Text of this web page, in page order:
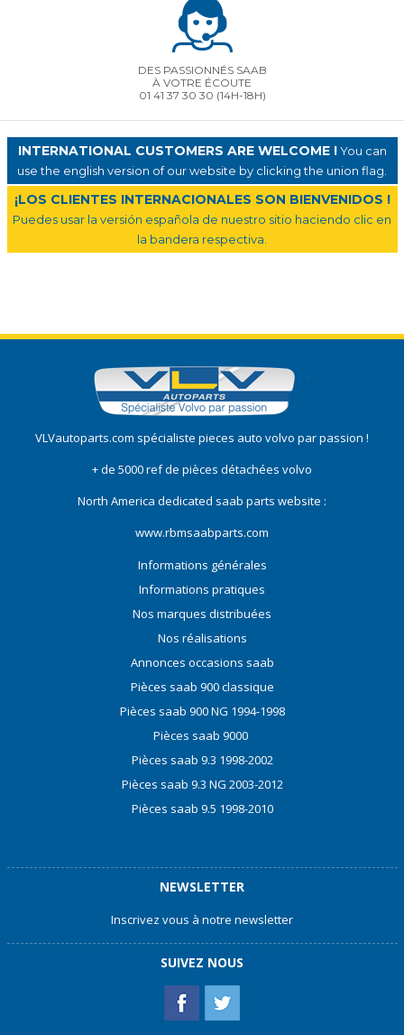
DES PASSIONNÉS SAAB
À VOTRE ÉCOUTE
01 41 37 30 30 (14H-18H)
INTERNATIONAL CUSTOMERS ARE WELCOME !You can
use the english version of our website by clicking the union flag.
¡LOS CLIENTES INTERNACIONALES SON BIENVENIDOS !
Puedes usar la versión española de nuestro sitio haciendo clic en
la bandera respectiva.
VLVautoparts.com spécialiste pieces auto volvo par passion !
+ de 5000 ref de pièces détachées volvo
North America dedicated saab parts website :
www.rbmsaabparts.com
Informations générales
Informations pratiques
Nos marques distribuées
Nos réalisations
Annonces occasions saab
Pièces saab 900 classique
Pièces saab 900 NG 1994-1998
Pièces saab 9000
Pièces saab 9.3 1998-2002
Pièces saab 9.3 NG 2003-2012
Pièces saab 9.5 1998-2010
NEWSLETTER
Inscrivez vous à notre newsletter
SUIVEZ NOUS